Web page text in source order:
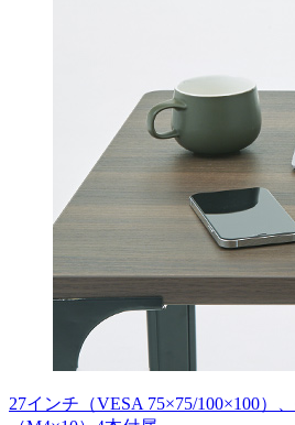
27インチ（VESA 75×75/100×100）